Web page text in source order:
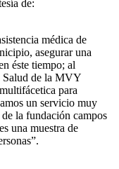
de:
médica de
asegurar una
éste tiempo; al
Salud de la MVY
para
un servicio muy
la fundación campos
una muestra de